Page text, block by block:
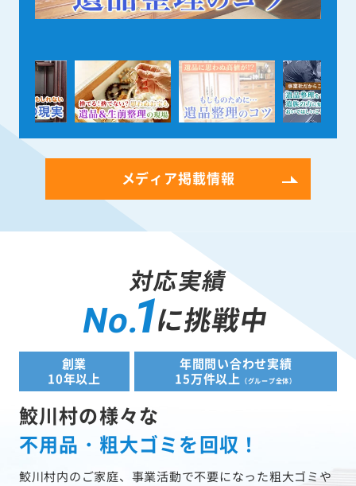
メディア掲載情報
対応実績
No.1に挑戦中
創業
10年以上
年間問い合わせ実績
15万件以上
（グループ全体）
鮫川村の様々な
不用品・粗大ゴミを回収！
鮫川村内のご家庭、事業活動で不要になった粗大ゴミや